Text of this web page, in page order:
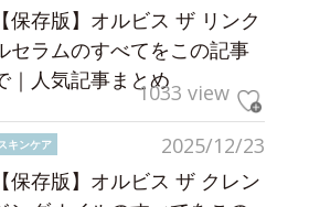
【保存版】オルビス ザ リンク
セラムのすべてをこの記事
｜人気記事まとめ1033 view
2025/12/23
キンケア
【保存版】オルビス ザ クレン